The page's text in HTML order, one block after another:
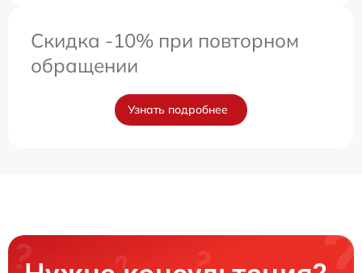
Скидка -10% при повторном
обращении
Узнать подробнее